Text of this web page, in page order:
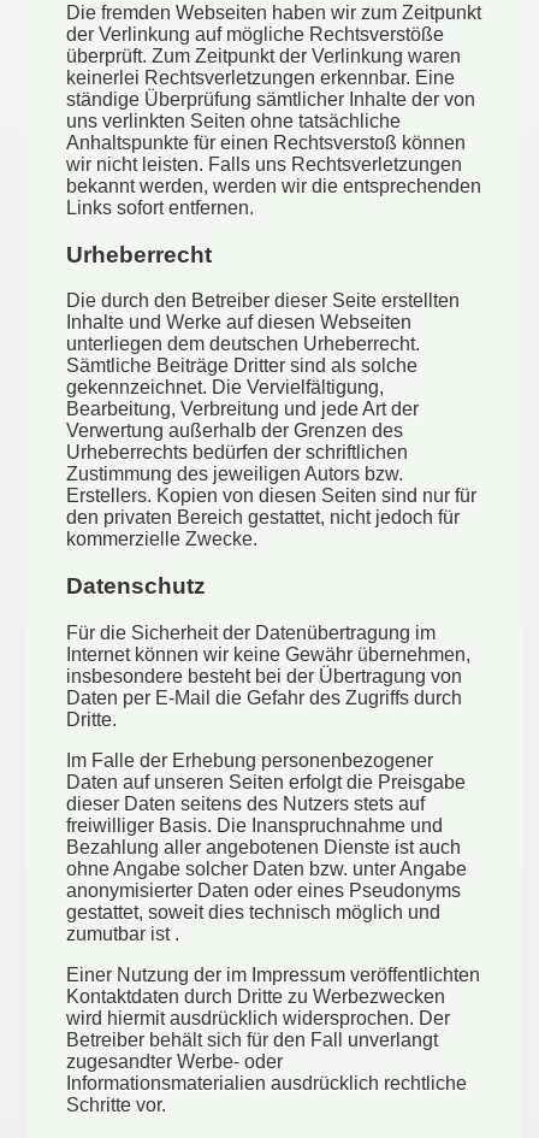
Die fremden Webseiten haben wir zum Zeitpunkt
der Verlinkung auf mögliche Rechtsverstöße
überprüft. Zum Zeitpunkt der Verlinkung waren
keinerlei Rechtsverletzungen erkennbar. Eine
ständige Überprüfung sämtlicher Inhalte der von
uns verlinkten Seiten ohne tatsächliche
Anhaltspunkte für einen Rechtsverstoß können
wir nicht leisten. Falls uns Rechtsverletzungen
bekannt werden, werden wir die entsprechenden
Links sofort entfernen.
Urheberrecht
Die durch den Betreiber dieser Seite erstellten
Inhalte und Werke auf diesen Webseiten
unterliegen dem deutschen Urheberrecht.
Sämtliche Beiträge Dritter sind als solche
gekennzeichnet. Die Vervielfältigung,
Bearbeitung, Verbreitung und jede Art der
Verwertung außerhalb der Grenzen des
Urheberrechts bedürfen der schriftlichen
Zustimmung des jeweiligen Autors bzw.
Erstellers. Kopien von diesen Seiten sind nur für
den privaten Bereich gestattet, nicht jedoch für
kommerzielle Zwecke.
Datenschutz
Für die Sicherheit der Datenübertragung im
Internet können wir keine Gewähr übernehmen,
insbesondere besteht bei der Übertragung von
Daten per E-Mail die Gefahr des Zugriffs durch
Dritte.
Im Falle der Erhebung personenbezogener
Daten auf unseren Seiten erfolgt die Preisgabe
dieser Daten seitens des Nutzers stets auf
freiwilliger Basis. Die Inanspruchnahme und
Bezahlung aller angebotenen Dienste ist auch
ohne Angabe solcher Daten bzw. unter Angabe
anonymisierter Daten oder eines Pseudonyms
gestattet, soweit dies technisch möglich und
zumutbar ist .
Einer Nutzung der im Impressum veröffentlichten
Kontaktdaten durch Dritte zu Werbezwecken
wird hiermit ausdrücklich widersprochen. Der
Betreiber behält sich für den Fall unverlangt
zugesandter Werbe- oder
Informationsmaterialien ausdrücklich rechtliche
Schritte vor.